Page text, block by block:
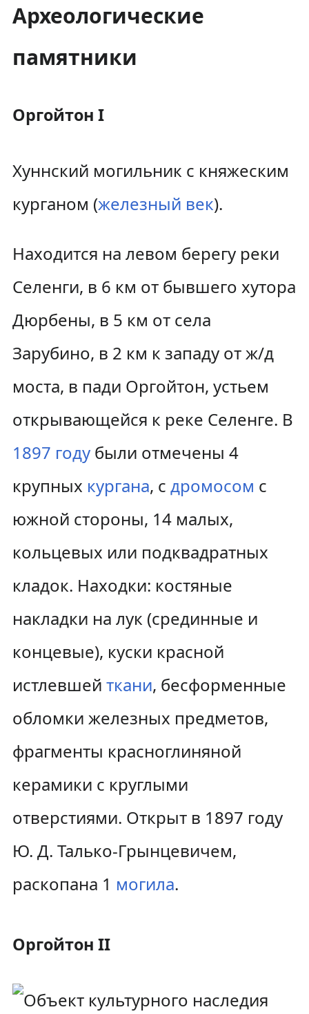
Археологические
памятники
Оргойтон I
Хуннский могильник с княжеским
курганом (железный век).
Находится на левом берегу реки
Селенги, в 6 км от бывшего хутора
Дюрбены, в 5 км от села
Зарубино, в 2 км к западу от ж/д
моста, в пади Оргойтон, устьем
открывающейся к реке Селенге. В
1897 годубыли отмечены 4
крупных кургана, с дромосом с
южной стороны, 14 малых,
кольцевых или подквадратных
кладок. Находки: костяные
накладки на лук (срединные и
концевые), куски красной
истлевшей ткани, бесформенные
обломки железных предметов,
фрагменты красноглиняной
керамики с круглыми
отверстиями. Открыт в 1897 году
Ю. Д. Талько-Грынцевичем,
раскопана 1 могила.
Оргойтон II